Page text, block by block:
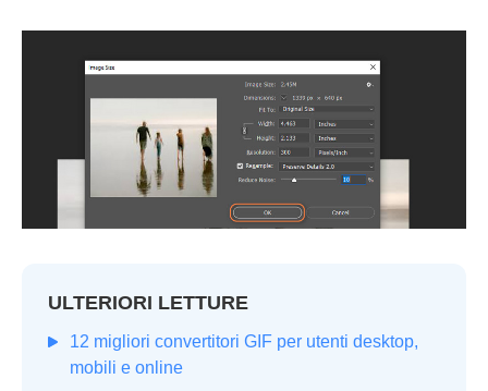
ULTERIORI LETTURE
12 migliori convertitori GIF per utenti desktop,
mobili e online